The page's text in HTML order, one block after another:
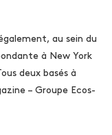
au sein du
à New York
deux basés à
– Groupe Ecos-